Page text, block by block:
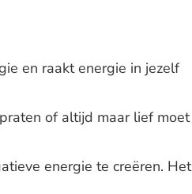
en raakt energie in jezelf
of altijd maar lief moet
energie te creëren. Het